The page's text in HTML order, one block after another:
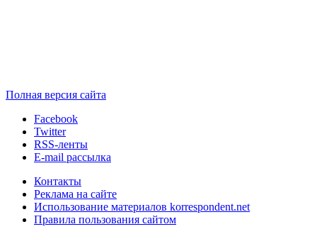
Полная версия сайта
Facebook
Twitter
RSS-ленты
E-mail рассылка
Контакты
Реклама на сайте
Использование материалов korrespondent.net
Правила пользования сайтом